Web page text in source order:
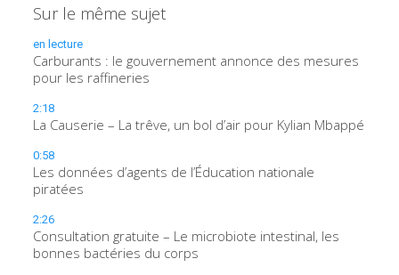
Sur le même sujet
en lecture
Carburants : le gouvernement annonce des mesures
pour les raffineries
2:18
La Causerie – La trêve, un bol d’air pour Kylian Mbappé
0:58
Les données d’agents de l’Éducation nationale
piratées
2:26
Consultation gratuite – Le microbiote intestinal, les
bonnes bactéries du corps